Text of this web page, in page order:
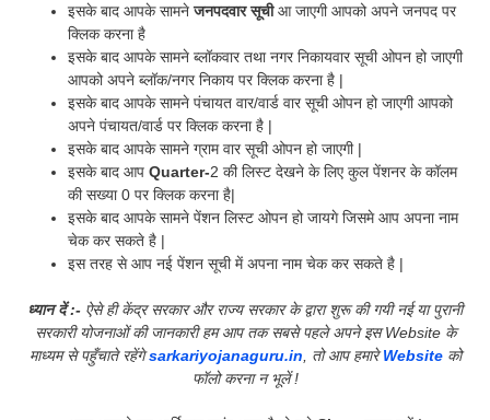
इसके बाद आपके सामनेजनपदवार सूची आ जाएगी आपको अपने जनपद पर
क्लिक करना है
इसके बाद आपके सामने ब्लॉकवार तथा नगर निकायवार सूची ओपन हो जाएगी
आपको अपने ब्लॉक/नगर निकाय पर क्लिक करना है |
इसके बाद आपके सामने पंचायत वार/वार्ड वार सूची ओपन हो जाएगी आपको
अपने पंचायत/वार्ड पर क्लिक करना है |
इसके बाद आपके सामने ग्राम वार सूची ओपन हो जाएगी |
इसके बाद आप Quarter-2 की लिस्ट देखने के लिए कुल पेंशनर के कॉलम
की सख्या 0 पर क्लिक करना है|
इसके बाद आपके सामने पेंशन लिस्ट ओपन हो जायगे जिसमे आप अपना नाम
चेक कर सकते है |
इस तरह से आप नई पेंशन सूची में अपना नाम चेक कर सकते है |
ध्यान दें :- ऐसे ही केंद्र सरकार और राज्य सरकार के द्वारा शुरू की गयी नई या पुरानी
सरकारी योजनाओं की जानकारी हम आप तक सबसे पहले अपने इस Website के
माध्यम से पहुँचाते रहेंगेsarkariyojanaguru.in , तो आप हमारेWebsiteको
फॉलो करना न भूलें !